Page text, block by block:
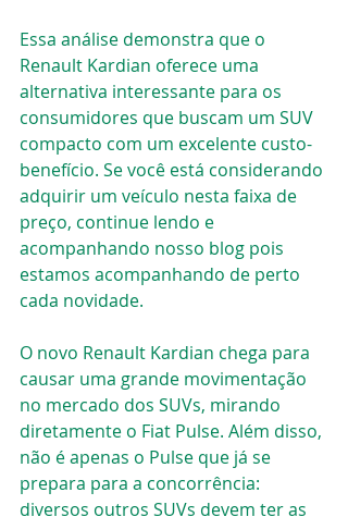
Essa análise demonstra que o
Renault Kardian oferece uma
alternativa interessante para os
consumidores que buscam um SUV
compacto com um excelente custo-
benefício. Se você está considerando
adquirir um veículo nesta faixa de
preço, continue lendo e
acompanhando nosso blog pois
estamos acompanhando de perto
cada novidade.
O novo Renault Kardian chega para
causar uma grande movimentação
no mercado dos SUVs, mirando
diretamente o Fiat Pulse. Além disso,
não é apenas o Pulse que já se
prepara para a concorrência:
diversos outros SUVs devem ter as